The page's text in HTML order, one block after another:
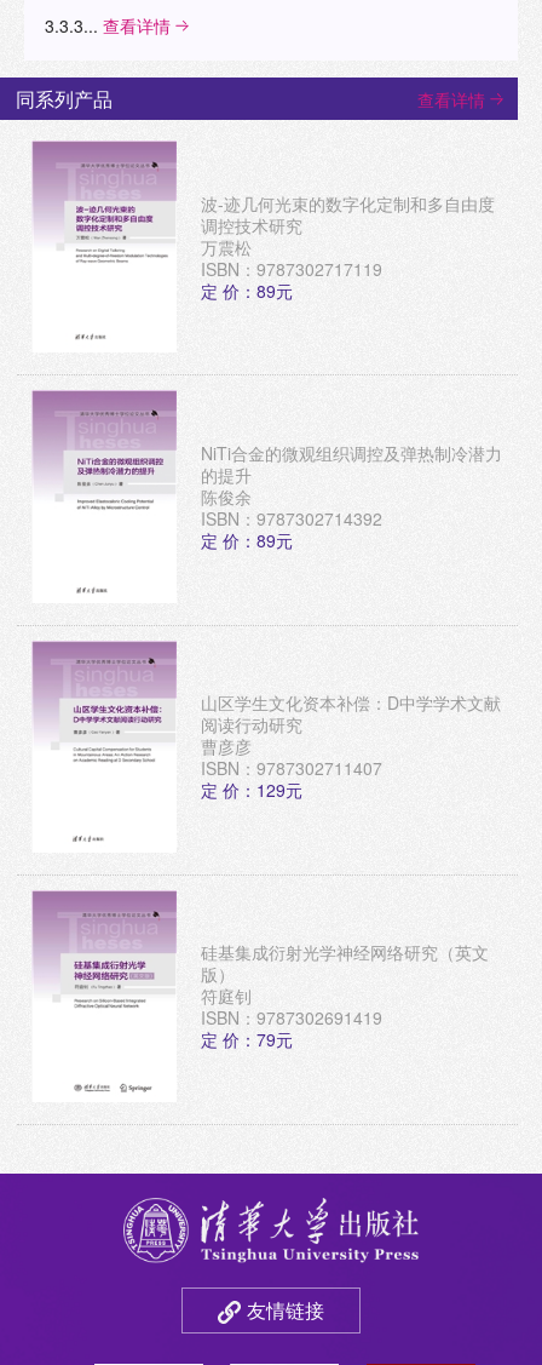
3.3.3... 查看详情
同系列产品 查看详情
波-迹几何光束的数字化定制和多自由度
调控技术研究
万震松
ISBN：9787302717119
定 价：89元
NiTi合金的微观组织调控及弹热制冷潜力
的提升
陈俊余
ISBN：9787302714392
定 价：89元
山区学生文化资本补偿：D中学学术文献
阅读行动研究
曹彦彦
ISBN：9787302711407
定 价：129元
硅基集成衍射光学神经网络研究（英文
版）
符庭钊
ISBN：9787302691419
定 价：79元
友情链接